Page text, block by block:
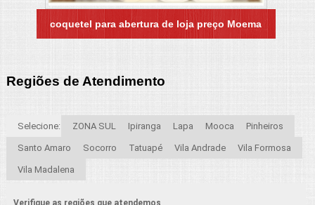
coquetel para abertura de loja preço Moema
Regiões de Atendimento
Selecione: ZONA SUL Ipiranga Lapa Mooca Pinheiros
Santo Amaro Socorro Tatuapé Vila Andrade Vila Formosa
Vila Madalena